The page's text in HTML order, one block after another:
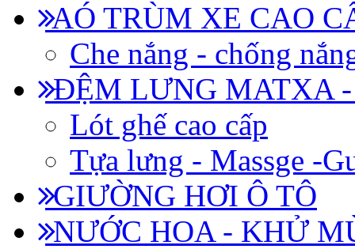
AÓ TRÙM XE CAO
Che nắng - chống
ĐỆM LƯNG MATXA -
Lót ghế cao cấp
Tựa lưng - Massge -
GIƯỜNG HƠI Ô TÔ
NƯỚC HOA - KHỬ